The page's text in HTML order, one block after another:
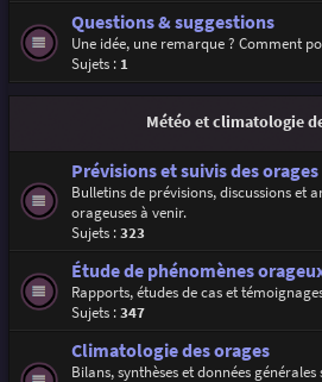
Questions & suggestions
Une idée, une remarque ? Comment
Sujets : 1
Météo et climatologie
Prévisions et suivis des orages
Bulletins de prévisions, discussions et
orageuses à venir.
Sujets :323
Étude de phénomènes
Rapports, études de cas et
Sujets :347
Climatologie des orages
Bilans, synthèses et données